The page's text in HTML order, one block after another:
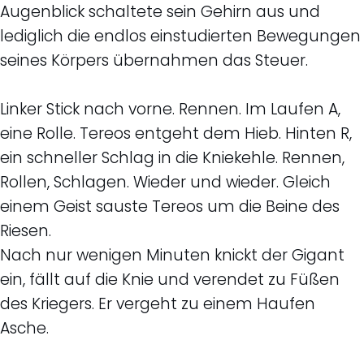
Augenblick schaltete sein Gehirn aus und
lediglich die endlos einstudierten Bewegungen
seines Körpers übernahmen das Steuer.
Linker Stick nach vorne. Rennen. Im Laufen A,
eine Rolle. Tereos entgeht dem Hieb. Hinten R,
ein schneller Schlag in die Kniekehle. Rennen,
Rollen, Schlagen. Wieder und wieder. Gleich
einem Geist sauste Tereos um die Beine des
Riesen.
Nach nur wenigen Minuten knickt der Gigant
ein, fällt auf die Knie und verendet zu Füßen
des Kriegers. Er vergeht zu einem Haufen
Asche.